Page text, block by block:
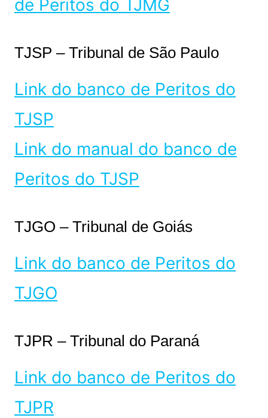
de Peritos do TJMG
TJSP – Tribunal de São Paulo
Link do banco de Peritos do
TJSP
Link do manual do banco de
Peritos do TJSP
TJGO – Tribunal de Goiás
Link do banco de Peritos do
TJGO
TJPR – Tribunal do Paraná
Link do banco de Peritos do
TJPR